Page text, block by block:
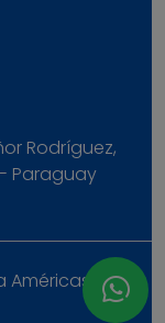
Rodríguez,
Paraguay
S.A